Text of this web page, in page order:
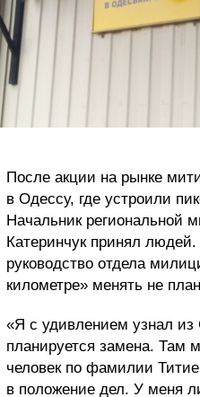
После акции на рынке
в Одессу, где устроили
Начальник региональной
Катеринчук принял
руководство отдела
километре» менять не
«Я с удивлением узнал
планируется замена. Там
человек по фамилии
в положение дел. У меня